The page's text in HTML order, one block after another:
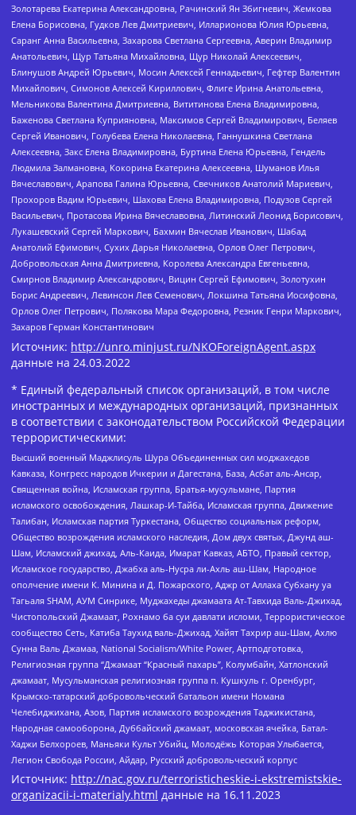
Золотарева Екатерина Александровна, Рачинский Ян Збигневич, Жемкова
Елена Борисовна, Гудков Лев Дмитриевич, Илларионова Юлия Юрьевна,
Саранг Анна Васильевна, Захарова Светлана Сергеевна, Аверин Владимир
Анатольевич, Щур Татьяна Михайловна, Щур Николай Алексеевич,
Блинушов Андрей Юрьевич, Мосин Алексей Геннадьевич, Гефтер Валентин
Михайлович, Симонов Алексей Кириллович, Флиге Ирина Анатольевна,
Мельникова Валентина Дмитриевна, Вититинова Елена Владимировна,
Баженова Светлана Куприяновна, Максимов Сергей Владимирович, Беляев
Сергей Иванович, Голубева Елена Николаевна, Ганнушкина Светлана
Алексеевна, Закс Елена Владимировна, Буртина Елена Юрьевна, Гендель
Людмила Залмановна, Кокорина Екатерина Алексеевна, Шуманов Илья
Вячеславович, Арапова Галина Юрьевна, Свечников Анатолий Мариевич,
Прохоров Вадим Юрьевич, Шахова Елена Владимировна, Подузов Сергей
Васильевич, Протасова Ирина Вячеславовна, Литинский Леонид Борисович,
Лукашевский Сергей Маркович, Бахмин Вячеслав Иванович, Шабад
Анатолий Ефимович, Сухих Дарья Николаевна, Орлов Олег Петрович,
Добровольская Анна Дмитриевна, Королева Александра Евгеньевна,
Смирнов Владимир Александрович, Вицин Сергей Ефимович, Золотухин
Борис Андреевич, Левинсон Лев Семенович, Локшина Татьяна Иосифовна,
Орлов Олег Петрович, Полякова Мара Федоровна, Резник Генри Маркович,
Захаров Герман Константинович
Источник: http://unro.minjust.ru/NKOForeignAgent.aspx
данные на 24.03.2022
* Единый федеральный список организаций, в том числе
иностранных и международных организаций, признанных
в соответствии с законодательством Российской Федерации
террористическими:
Высший военный Маджлисуль Шура Объединенных сил моджахедов
Кавказа, Конгресс народов Ичкерии и Дагестана, База, Асбат аль-Ансар,
Священная война, Исламская группа, Братья-мусульмане, Партия
исламского освобождения, Лашкар-И-Тайба, Исламская группа, Движение
Талибан, Исламская партия Туркестана, Общество социальных реформ,
Общество возрождения исламского наследия, Дом двух святых, Джунд аш-
Шам, Исламский джихад, Аль-Каида, Имарат Кавказ, АБТО, Правый сектор,
Исламское государство, Джабха аль-Нусра ли-Ахль аш-Шам, Народное
ополчение имени К. Минина и Д. Пожарского, Аджр от Аллаха Субхану уа
Тагьаля SHAM, АУМ Синрике, Муджахеды джамаата Ат-Тавхида Валь-Джихад,
Чистопольский Джамаат, Рохнамо ба суи давлати исломи, Террористическое
сообщество Сеть, Катиба Таухид валь-Джихад, Хайят Тахрир аш-Шам, Ахлю
Сунна Валь Джамаа, National Socialism/White Power, Артподготовка,
Религиозная группа “Джамаат “Красный пахарь”, Колумбайн, Хатлонский
джамаат, Мусульманская религиозная группа п. Кушкуль г. Оренбург,
Крымско-татарский добровольческий батальон имени Номана
Челебиджихана, Азов, Партия исламского возрождения Таджикистана,
Народная самооборона, Дуббайский джамаат, московская ячейка, Батал-
Хаджи Белхороев, Маньяки Культ Убийц, Молодёжь Которая Улыбается,
Легион Свобода России, Айдар, Русский добровольческий корпус
Источник: http://nac.gov.ru/terroristicheskie-i-ekstremistskie-
organizacii-i-materialy.html данные на 16.11.2023